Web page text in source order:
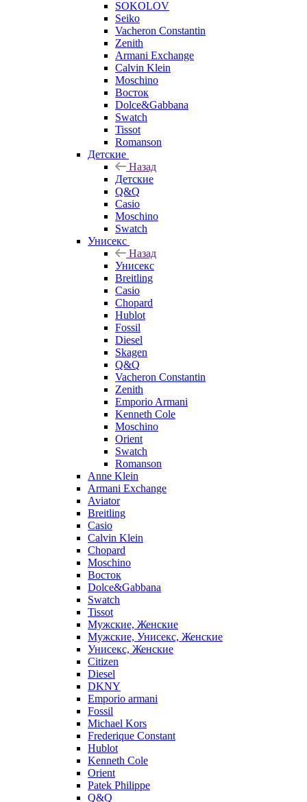
SOKOLOV
Seiko
Vacheron Constantin
Zenith
Armani Exchange
Calvin Klein
Moschino
Восток
Dolce&Gabbana
Swatch
Tissot
Romanson
Детские
Назад
Детские
Q&Q
Casio
Moschino
Swatch
Унисекс
Назад
Унисекс
Breitling
Casio
Chopard
Hublot
Fossil
Diesel
Skagen
Q&Q
Vacheron Constantin
Zenith
Emporio Armani
Kenneth Cole
Moschino
Orient
Swatch
Romanson
Anne Klein
Armani Exchange
Aviator
Breitling
Casio
Calvin Klein
Chopard
Moschino
Восток
Dolce&Gabbana
Swatch
Tissot
Мужские, Женские
Мужские, Унисекс, Женские
Унисекс, Женские
Citizen
Diesel
DKNY
Emporio armani
Fossil
Michael Kors
Frederique Constant
Hublot
Kenneth Cole
Orient
Patek Philippe
Q&Q